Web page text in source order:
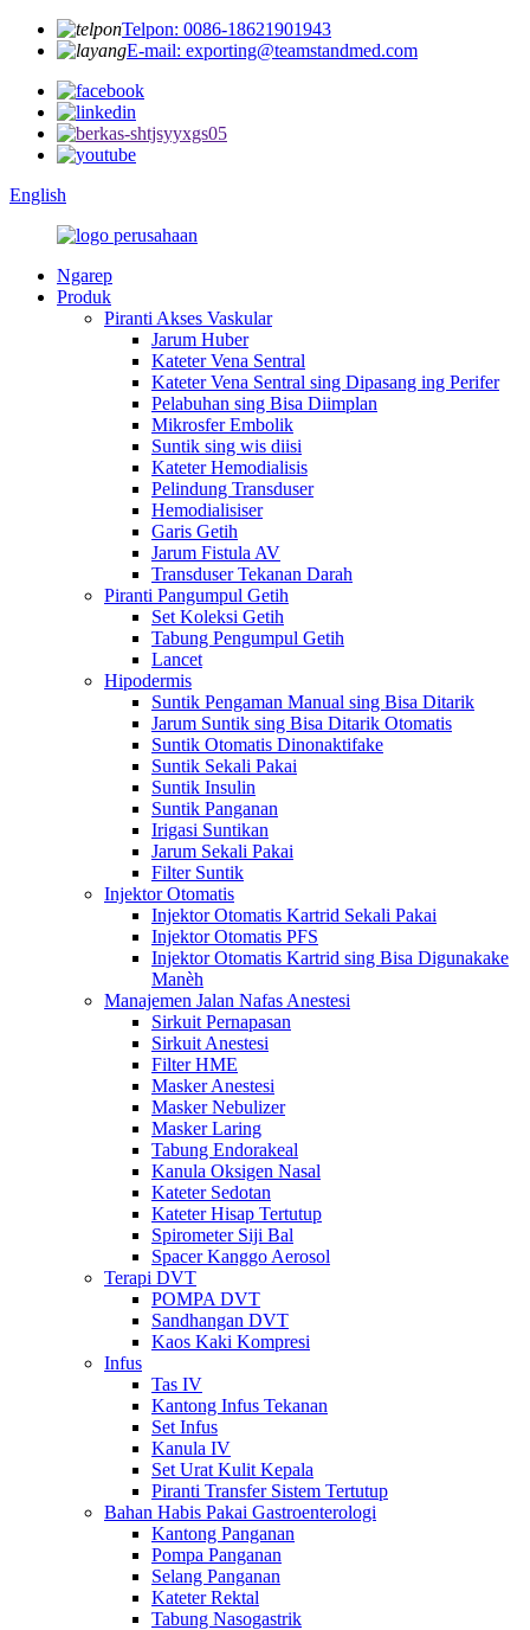
Telpon: 0086-18621901943
E-mail: exporting@teamstandmed.com
English
Ngarep
Produk
Piranti Akses Vaskular
Jarum Huber
Kateter Vena Sentral
Kateter Vena Sentral sing Dipasang ing Perifer
Pelabuhan sing Bisa Diimplan
Mikrosfer Embolik
Suntik sing wis diisi
Kateter Hemodialisis
Pelindung Transduser
Hemodialisiser
Garis Getih
Jarum Fistula AV
Transduser Tekanan Darah
Piranti Pangumpul Getih
Set Koleksi Getih
Tabung Pengumpul Getih
Lancet
Hipodermis
Suntik Pengaman Manual sing Bisa Ditarik
Jarum Suntik sing Bisa Ditarik Otomatis
Suntik Otomatis Dinonaktifake
Suntik Sekali Pakai
Suntik Insulin
Suntik Panganan
Irigasi Suntikan
Jarum Sekali Pakai
Filter Suntik
Injektor Otomatis
Injektor Otomatis Kartrid Sekali Pakai
Injektor Otomatis PFS
Injektor Otomatis Kartrid sing Bisa Digunakake
Manèh
Manajemen Jalan Nafas Anestesi
Sirkuit Pernapasan
Sirkuit Anestesi
Filter HME
Masker Anestesi
Masker Nebulizer
Masker Laring
Tabung Endorakeal
Kanula Oksigen Nasal
Kateter Sedotan
Kateter Hisap Tertutup
Spirometer Siji Bal
Spacer Kanggo Aerosol
Terapi DVT
POMPA DVT
Sandhangan DVT
Kaos Kaki Kompresi
Infus
Tas IV
Kantong Infus Tekanan
Set Infus
Kanula IV
Set Urat Kulit Kepala
Piranti Transfer Sistem Tertutup
Bahan Habis Pakai Gastroenterologi
Kantong Panganan
Pompa Panganan
Selang Panganan
Kateter Rektal
Tabung Nasogastrik